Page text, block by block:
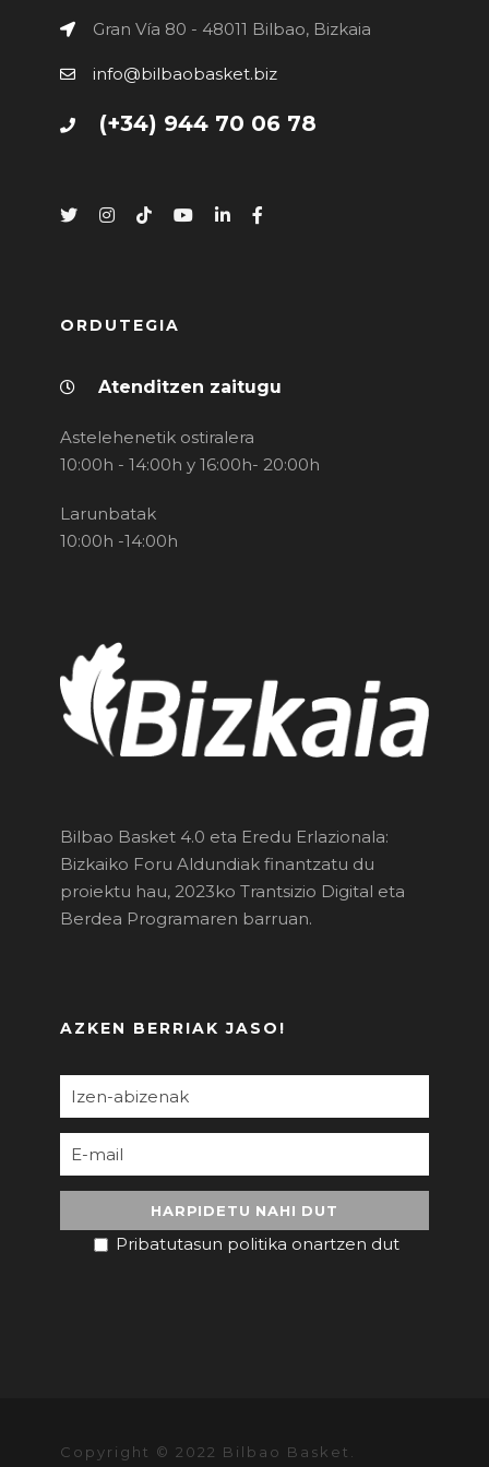
Gran Vía 80 - 48011 Bilbao, Bizkaia
info@bilbaobasket.biz
(+34) 944 70 06 78
ORDUTEGIA
Atenditzen zaitugu
Astelehenetik ostiralera
10:00h - 14:00h y 16:00h- 20:00h
Larunbatak
10:00h -14:00h
Bilbao Basket 4.0 eta Eredu Erlazionala:
Bizkaiko Foru Aldundiak finantzatu du
proiektu hau, 2023ko Trantsizio Digital eta
Berdea Programaren barruan.
AZKEN BERRIAK JASO!
Pribatutasun politika onartzen dut
Copyright © 2022 Bilbao Basket.